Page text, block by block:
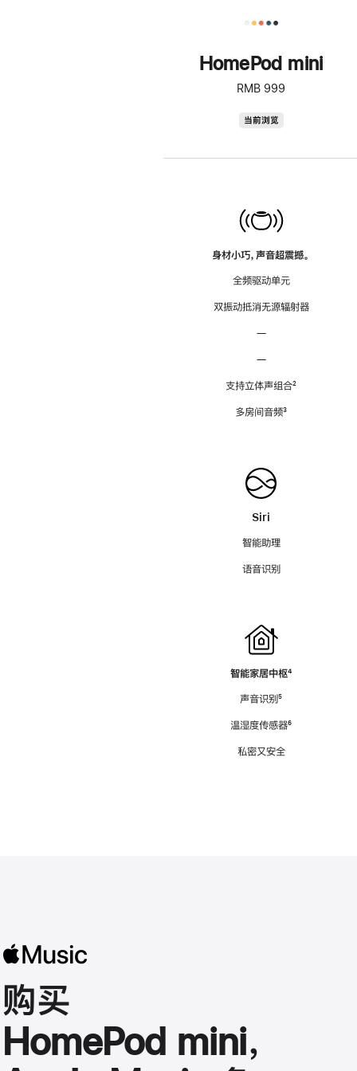
HomePod mini
RMB 999
当前浏览
身材小巧，声音超震撼。
全频驱动单元
双振动抵消无源辐射器
—
—
支持立体声组合脚
²
多房间音频脚
³
Siri
智能助理
语音识别
智能家居中枢脚
⁴
声音识别脚
⁵
温湿度传感器脚
⁶
私密又安全
购买
HomePod mini，